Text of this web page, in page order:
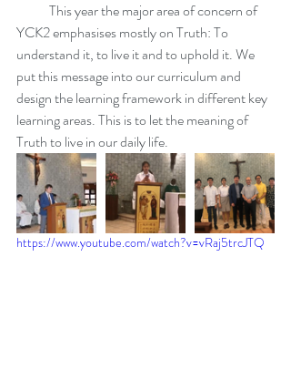
YCK2 emphasises mostly on Truth: To
understand it, to live it and to uphold it. We
put this message into our curriculum and
design the learning framework in different key
learning areas. This is to let the meaning of
Truth to live in our daily life.
https://www.youtube.com/watch?v=vRaj5trcJTQ